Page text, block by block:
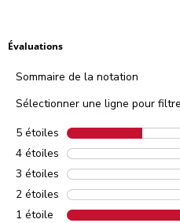
Évaluations
Sommaire de la notation
Sélectionner une ligne pour
5 étoiles étoiles
4 étoiles étoiles
3 étoiles étoiles
2 étoiles étoiles
1 étoile étoiles